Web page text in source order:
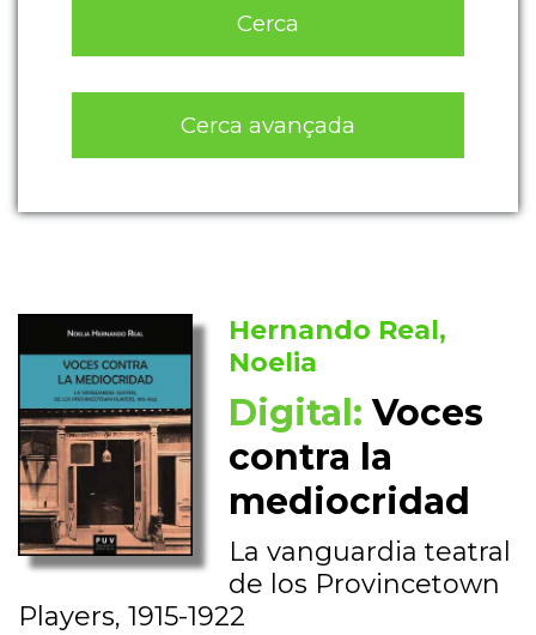
Cerca
Cerca avançada
Hernando Real,
Noelia
Digital: Voces
contra la
mediocridad
La vanguardia teatral
de los Provincetown
Players, 1915-1922